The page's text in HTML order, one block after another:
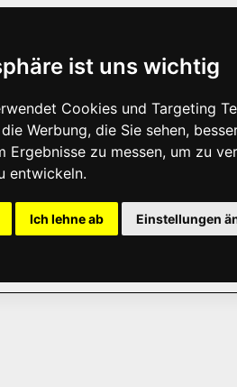
ist uns wichtig
Cookies und Targeting
Werbung, die Sie sehen,
Ergebnisse zu messen, um zu
entwickeln.
Ich lehne ab Einstellungen